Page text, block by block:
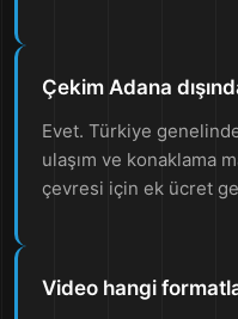
Çekim Adana
Evet. Türkiye
ulaşım ve konaklama
çevresi için ek ücret
Video hangi